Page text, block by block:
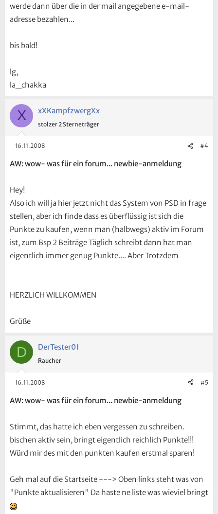
werde dann über die in der mail angegebene e-mail-
adresse bezahlen...
bis bald!
lg,
la_chakka
X xXKampfzwergXx
stolzer 2 Sterneträger
16.11.2008 #4
AW: wow- was für ein forum... newbie-anmeldung
Hey!
Also ich will ja hier jetzt nicht das System von PSD in frage
stellen, aber ich finde dass es überflüssig ist sich die
Punkte zu kaufen, wenn man (halbwegs) aktiv im Forum
ist, zum Bsp 2 Beiträge Täglich schreibt dann hat man
eigentlich immer genug Punkte.... Aber Trotzdem
HERZLICH WILLKOMMEN
Grüße
D DerTester01
Raucher
16.11.2008 #5
AW: wow- was für ein forum... newbie-anmeldung
Stimmt, das hatte ich eben vergessen zu schreiben.
bischen aktiv sein, bringt eigentlich reichlich Punkte!!!
Würd mir des mit den punkten kaufen erstmal sparen!
Geh mal auf die Startseite ---> Oben links steht was von
"Punkte aktualisieren" Da haste ne liste was wieviel bringt